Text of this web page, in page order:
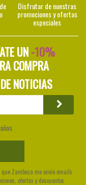
Disfrutar de nuestras
promociones y ofertas
especiales
UN-10%
COMPRA
NOTICIAS
Zambeza me envíe emails
ofertas y descuentos